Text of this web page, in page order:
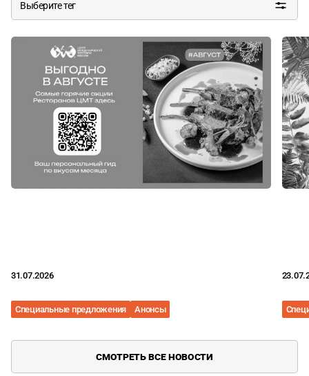
Выберите тег
31.07.2026
Специальные предложения Анонсы
СМОТРЕТЬ ВСЕ НОВОСТИ